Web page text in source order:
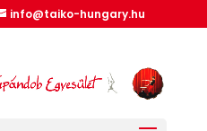
info@taiko-hungary.hu